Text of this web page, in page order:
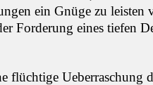
ein Gnüge zu leisten
Forderung eines tiefen
flüchtige Ueberraschung